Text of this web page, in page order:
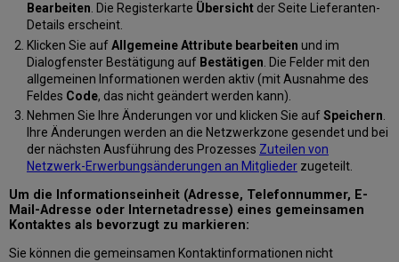
Bearbeiten. Die Registerkarte Übersichtder Seite Lieferanten-
Details erscheint.
Klicken Sie aufAllgemeine Attribute bearbeiten und im
Dialogfenster Bestätigung auf Bestätigen . Die Felder mit den
allgemeinen Informationen werden aktiv (mit Ausnahme des
Feldes Code, das nicht geändert werden kann).
Nehmen Sie Ihre Änderungen vor und klicken Sie aufSpeichern.
Ihre Änderungen werden an die Netzwerkzone gesendet und bei
der nächsten Ausführung des Prozesses Zuteilen von
Netzwerk-Erwerbungsänderungen an Mitgliederzugeteilt.
Um die Informationseinheit (Adresse, Telefonnummer, E-
Mail-Adresse oder Internetadresse) eines gemeinsamen
Kontaktes als bevorzugt zu markieren:
Sie können die gemeinsamen Kontaktinformationen nicht